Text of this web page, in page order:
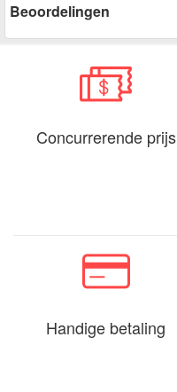
Beoordelingen
Concurrerende prijs
Handige betaling